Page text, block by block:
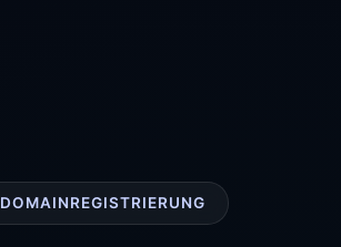
DOMAINREGISTRIERUNG